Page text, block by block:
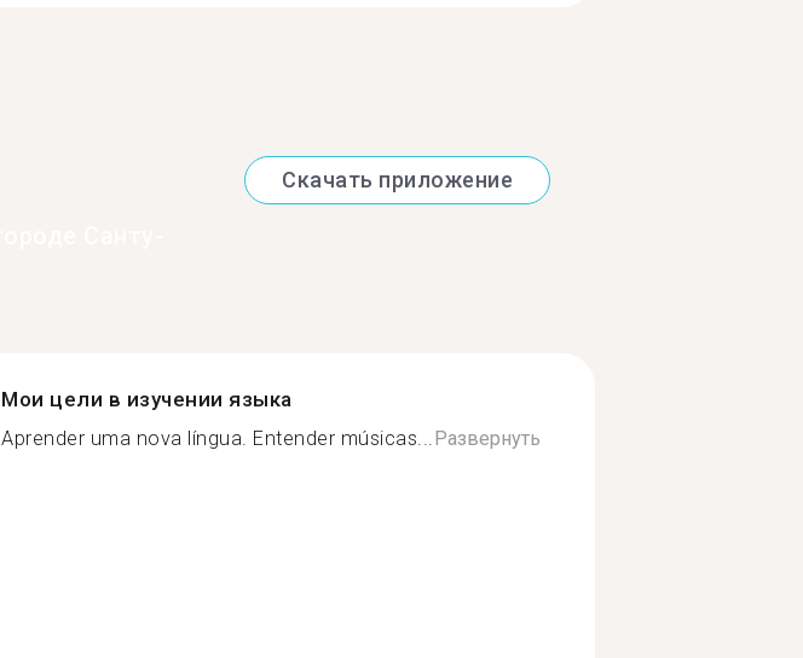
Скачать приложение
Мои цели в изучении языка
Aprender uma nova língua. Entender músicas... Развернуть